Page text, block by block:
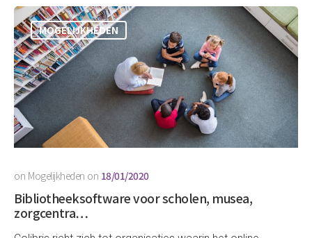
MOGELIJKHEDEN
on Mogelijkheden on 18/01/2020
Bibliotheeksoftware voor scholen, musea,
zorgcentra…